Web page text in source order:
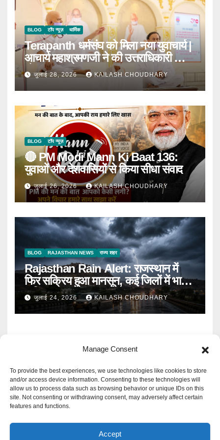
Manage Consent
To provide the best experiences, we use technologies like cookies to store
and/or access device information. Consenting to these technologies will
allow us to process data such as browsing behavior or unique IDs on this
site. Not consenting or withdrawing consent, may adversely affect certain
features and functions.
Accept
BLOG टॉप न्यूज़ धार्मिक
Terapanth धर्मसंघ को मिला नया युवाचार्य |
आचार्य महाश्रमणजी ने की उत्तराधिकारी की
घोषणा
जुलाई 28, 2026 KAILASH CHOUDHARY
BLOG टॉप न्यूज़
🔴 PM Modi Mann Ki Baat 136:
युवाओं और देशवासियों से किया सीधा संवाद
जुलाई 26, 2026 KAILASH CHOUDHARY
BLOG RAJASTHAN NEWS राज्य शहर
Rajasthan Rain Alert: राजस्थान में
फिर सक्रिय हुआ मानसून, कई जिलों में भारी
बारिश का Alert
जुलाई 24, 2026 KAILASH CHOUDHARY
Mangal Media News
हर खबर पर नजर